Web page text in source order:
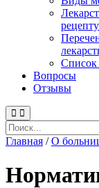
Список
Вопросы
Отзывы
Главная /О